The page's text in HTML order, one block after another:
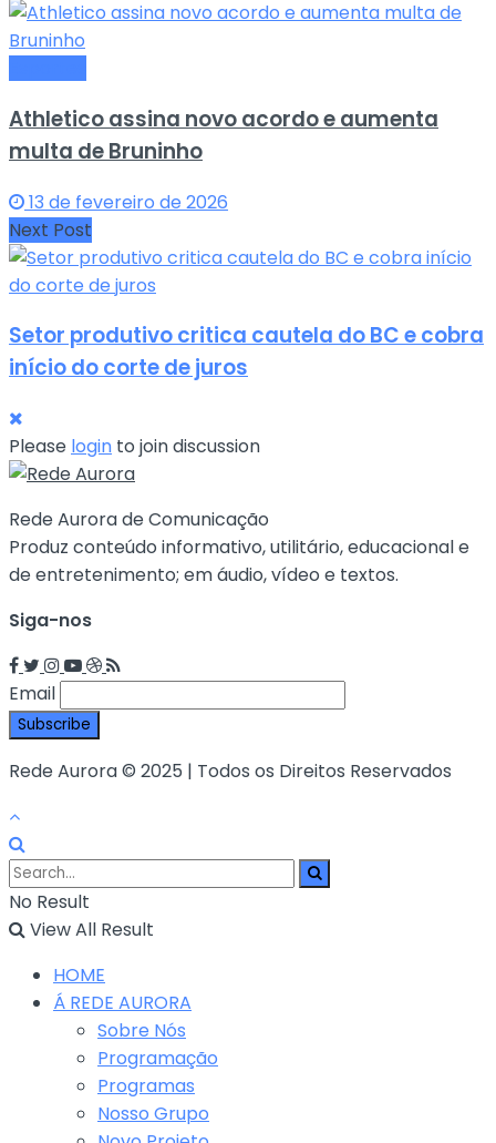
Athletico assina novo acordo e aumenta
multa de Bruninho
13 de fevereiro de 2026
Next Post
Setor produtivo critica cautela do BC e cobra
início do corte de juros
Please login to join discussion
Rede Aurora de Comunicação
Produz conteúdo informativo, utilitário, educacional e
de entretenimento; em áudio, vídeo e textos.
Siga-nos
Email
Rede Aurora © 2025 | Todos os Direitos Reservados
No Result
View All Result
HOME
Á REDE AURORA
Sobre Nós
Programação
Programas
Nosso Grupo